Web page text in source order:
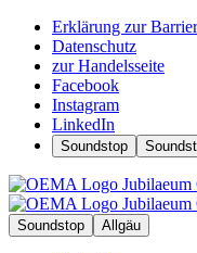
Erklärung zur
Datenschutz
zur Handelsseite
Facebook
Instagram
LinkedIn
Soundstop
Soundstop Allgäu